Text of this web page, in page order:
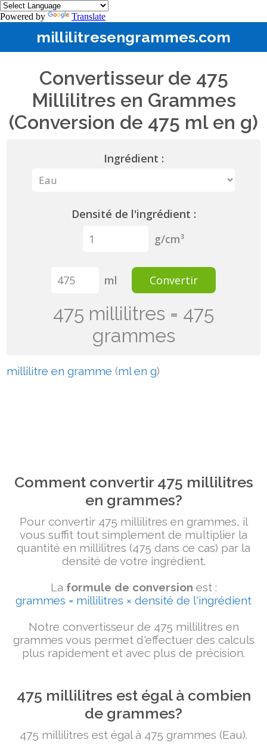
Powered by Translate
millilitresengrammes.com
Convertisseur de 475
Millilitres en Grammes
(Conversion de 475 ml en g)
Ingrédient :
Densité de l'ingrédient :
g/cm³
ml Convertir
475 millilitres = 475
grammes
millilitre en gramme (ml en g)
Comment convertir 475 millilitres
en grammes?
Pour convertir 475 millilitres en grammes, il
vous suffit tout simplement de multiplier la
quantité en millilitres (475 dans ce cas) par la
densité de votre ingrédient.
La formule de conversion est :
grammes = millilitres × densité de l'ingrédient
Notre convertisseur de 475 millilitres en
grammes vous permet d'effectuer des calculs
plus rapidement et avec plus de précision.
475 millilitres est égal à combien
de grammes?
475 millilitres est égal à 475 grammes (Eau).